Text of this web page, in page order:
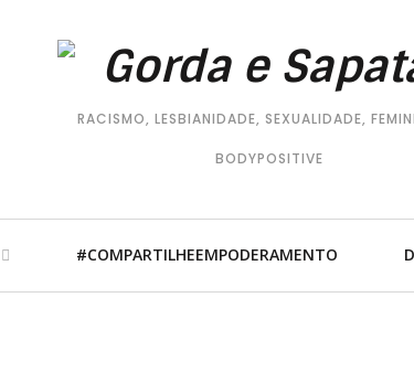
RACISMO, LESBIANIDADE, SEXUALIDADE,
BODYPOSITIVE
#COMPARTILHEEMPODERAMENTO